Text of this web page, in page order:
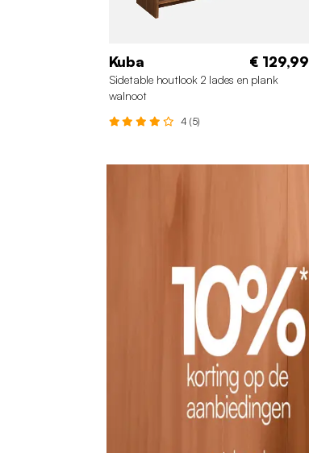
Kuba € 129,99
Sidetable houtlook 2 lades en plank
walnoot
4 (5)